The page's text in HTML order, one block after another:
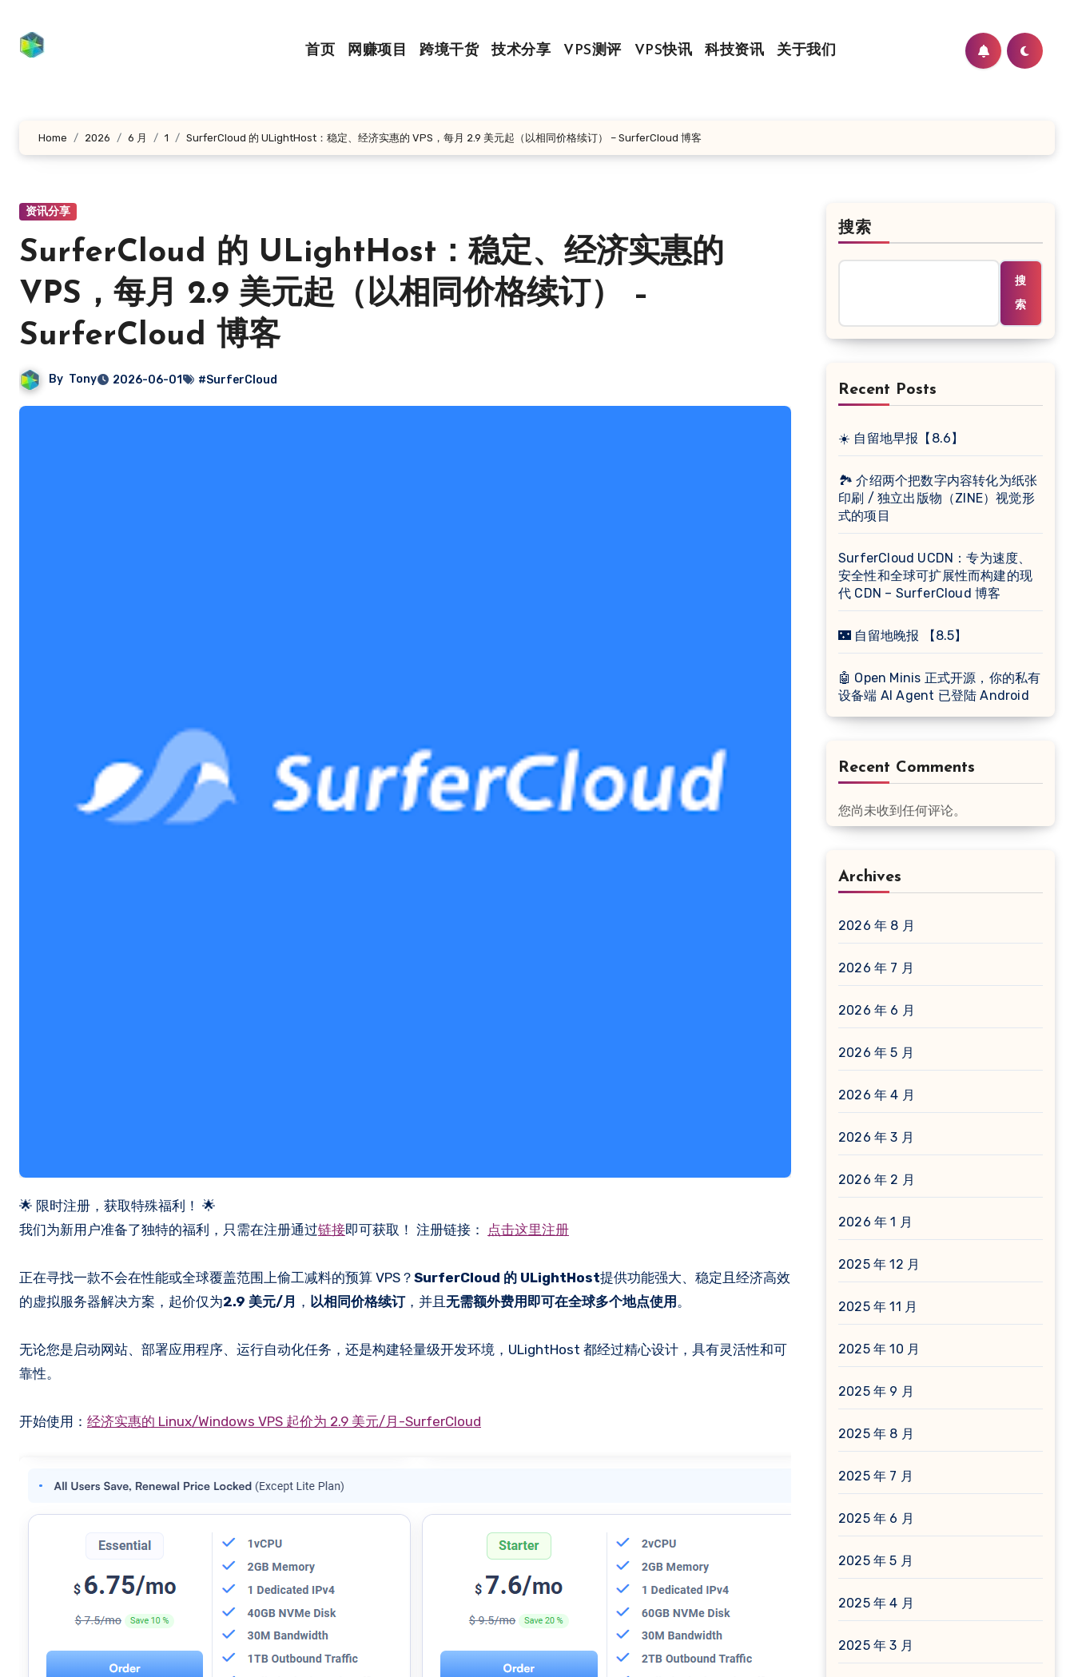
首页 网赚项目 跨境干货 技术分享 VPS测评 VPS快讯 科技资讯 关于我们
Home 2026 6 月 1 SurferCloud 的 ULightHost：稳定、经济实惠的 VPS，每月 2.9 美元起（以相同价格续订） – SurferCloud 博客
资讯分享
SurferCloud 的 ULightHost：稳定、经济实惠的
VPS，每月 2.9 美元起（以相同价格续订） –
SurferCloud 博客
By Tony 2026-06-01 #SurferCloud
🌟 限时注册，获取特殊福利！ 🌟
我们为新用户准备了独特的福利，只需在注册通过链接即可获取！ 注册链接： 点击这里注册
正在寻找一款不会在性能或全球覆盖范围上偷工减料的预算 VPS？ SurferCloud 的 ULightHost提供功能强大、稳定且经济高效
的虚拟服务器解决方案，起价仅为2.9 美元/月 ， 以相同价格续订，并且 无需额外费用即可在全球多个地点使用 。
无论您是启动网站、部署应用程序、运行自动化任务，还是构建轻量级开发环境，ULightHost 都经过精心设计，具有灵活性和可
靠性。
开始使用： 经济实惠的 Linux/Windows VPS 起价为 2.9 美元/月-SurferCloud
搜索
搜
索
Recent Posts
☀️ 自留地早报【8.6】
🏞 介绍两个把数字内容转化为纸张
印刷 / 独立出版物（ZINE）视觉形
式的项目
SurferCloud UCDN：专为速度、
安全性和全球可扩展性而构建的现
代 CDN – SurferCloud 博客
🌃 自留地晚报 【8.5】
🤖 Open Minis 正式开源，你的私有
设备端 AI Agent 已登陆 Android
Recent Comments
您尚未收到任何评论。
Archives
2026 年 8 月
2026 年 7 月
2026 年 6 月
2026 年 5 月
2026 年 4 月
2026 年 3 月
2026 年 2 月
2026 年 1 月
2025 年 12 月
2025 年 11 月
2025 年 10 月
2025 年 9 月
2025 年 8 月
2025 年 7 月
2025 年 6 月
2025 年 5 月
2025 年 4 月
2025 年 3 月